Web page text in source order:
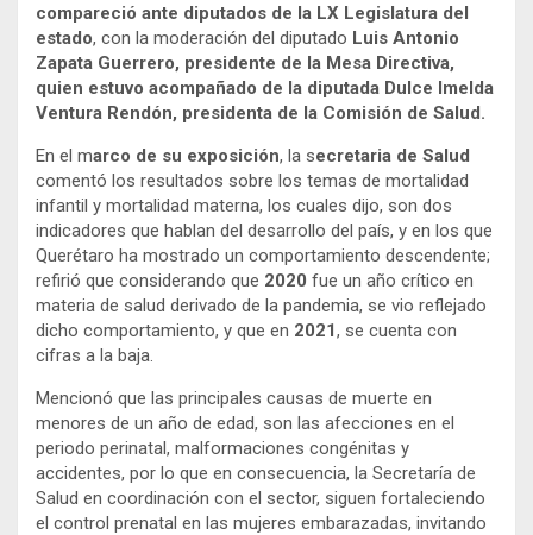
compareció ante diputados de la LX Legislatura del
estado, con la moderación del diputado Luis Antonio
Zapata Guerrero, presidente de la Mesa Directiva,
quien estuvo acompañado de la diputada Dulce Imelda
Ventura Rendón, presidenta de la Comisión de Salud.
En el marco de su exposición, la secretaria de Salud
comentó los resultados sobre los temas de mortalidad
infantil y mortalidad materna, los cuales dijo, son dos
indicadores que hablan del desarrollo del país, y en los que
Querétaro ha mostrado un comportamiento descendente;
refirió que considerando que 2020 fue un año crítico en
materia de salud derivado de la pandemia, se vio reflejado
dicho comportamiento, y que en 2021, se cuenta con
cifras a la baja.
Mencionó que las principales causas de muerte en
menores de un año de edad, son las afecciones en el
periodo perinatal, malformaciones congénitas y
accidentes, por lo que en consecuencia, la Secretaría de
Salud en coordinación con el sector, siguen fortaleciendo
el control prenatal en las mujeres embarazadas, invitando